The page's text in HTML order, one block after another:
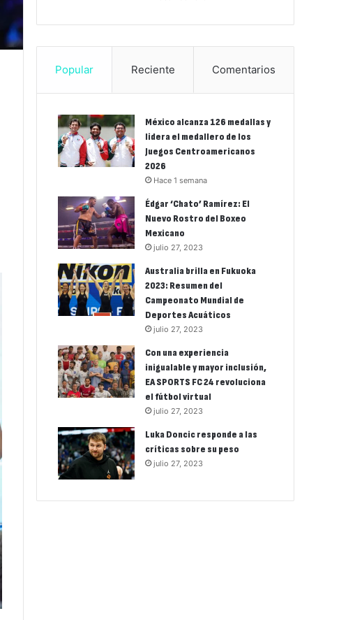
Popular Reciente Comentarios
México alcanza 126 medallas y
lidera el medallero de los
Juegos Centroamericanos
2026
Hace 1 semana
Édgar ‘Chato’ Ramírez: El
Nuevo Rostro del Boxeo
Mexicano
julio 27, 2023
Australia brilla en Fukuoka
2023: Resumen del
Campeonato Mundial de
Deportes Acuáticos
julio 27, 2023
Con una experiencia
inigualable y mayor inclusión,
EA SPORTS FC 24 revoluciona
el fútbol virtual
julio 27, 2023
Luka Doncic responde a las
críticas sobre su peso
julio 27, 2023